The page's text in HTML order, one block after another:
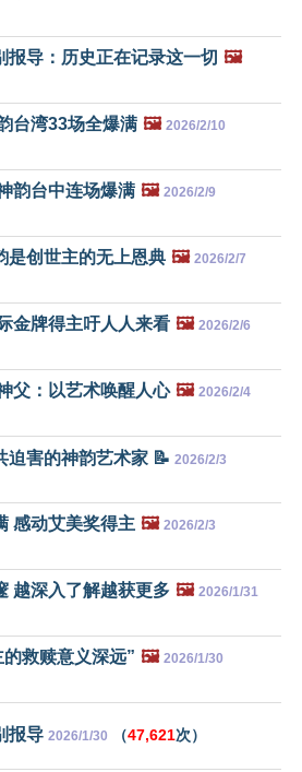
报导：历史正在记录这一切 🖼️
台湾33场全爆满 🖼️ 2026/2/10
韵台中连场爆满 🖼️ 2026/2/9
是创世主的无上恩典 🖼️ 2026/2/7
金牌得主吁人人来看 🖼️ 2026/2/6
父：以艺术唤醒人心 🖼️ 2026/2/4
迫害的神韵艺术家 📝 2026/2/3
感动艾美奖得主 🖼️ 2026/2/3
越深入了解越获更多 🖼️ 2026/1/31
救赎意义深远” 🖼️ 2026/1/30
报导 2026/1/30 （47,621次）